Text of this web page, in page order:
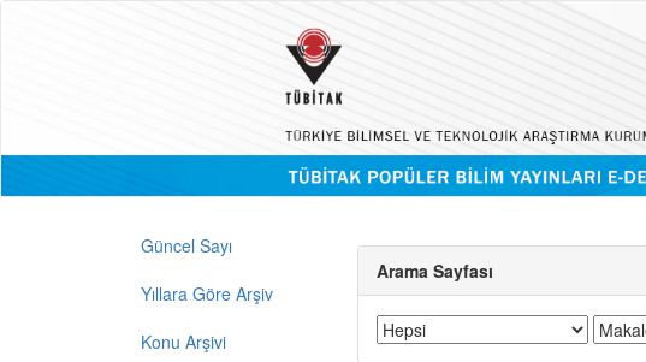
Güncel Sayı
Yıllara Göre Arşiv
Konu Arşivi
Arama Sayfası